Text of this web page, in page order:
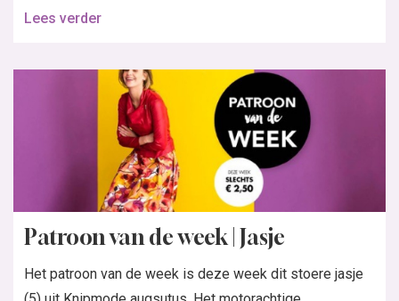
Lees verder
Patroon van de week | Jasje
Het patroon van de week is deze week dit stoere jasje